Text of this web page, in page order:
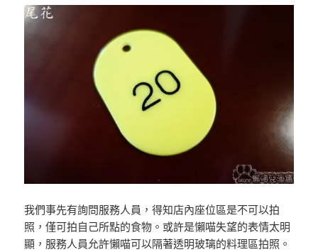
我們事先有詢問服務人員，得知店內座位區是不可以拍
照，僅可拍自己所點的食物。或許是懶喵失望的表情太明
顯，服務人員允許懶喵可以隔著透明玻璃的料理區拍照。